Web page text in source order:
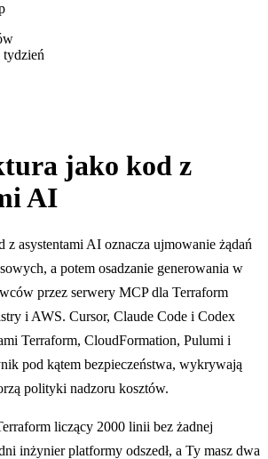
jako kod z
AI
z asystentami AI oznacza ujmowanie żądań
a potem osadzanie generowania w
przez serwery MCP dla Terraform
i AWS. Cursor, Claude Code i Codex
Terraform, CloudFormation, Pulumi i
pod kątem bezpieczeństwa, wykrywają
polityki nadzoru kosztów.
liczący 2000 linii bez żadnej
inżynier platformy odszedł, a Ty masz dwa